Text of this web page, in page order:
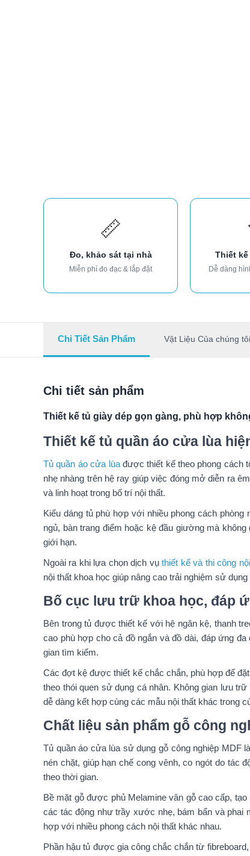
📏
Đo, khảo sát tại nhà
Miễn phí đo đạc & lắp đặt
Thiết kế
Dễ dàng
Chi Tiết Sản Phẩm Vật Liệu Của chúng tôi
Chi tiết sản phẩm
Thiết kế tủ giày dép gọn gàng, phù hợp
Thiết kế tủ quần áo cửa lùa
Tủ quần áo cửa lùađược thiết kế theo phong cách
nhẹ nhàng trên hệ ray giúp việc đóng mở diễn ra
và linh hoạt trong bố trí nội thất.
Kiểu dáng tủ phù hợp với nhiều phong cách
ngủ, bàn trang điểm hoặc kệ đầu giường mà
giới hạn.
Ngoài ra khi lựa chọn dịch vụthiết kế và thi công
nội thất khoa học giúp nâng cao trải nghiệm sử
Bố cục lưu trữ khoa học, đáp
Bên trong tủ được thiết kế với hệ ngăn kệ, thanh
cao phù hợp cho cả đồ ngắn và đồ dài, đáp ứng
gian tìm kiếm.
Các đợt kệ được thiết kế chắc chắn, phù hợp để
theo thói quen sử dụng cá nhân. Không gian lưu
dễ dàng kết hợp cùng các mẫu nội thất khác trong
Chất liệu sản phẩm gỗ công
Tủ quần áo cửa lùa sử dụng gỗ công nghiệp MDF
nén chặt, giúp hạn chế cong vênh, co ngót do tác
theo thời gian.
Bề mặt gỗ được phủ Melamine vân gỗ cao cấp,
các tác động như trầy xước nhẹ, bám bẩn và phai
hợp với nhiều phong cách nội thất khác nhau.
Phần hậu tủ được gia công chắc chắn từ